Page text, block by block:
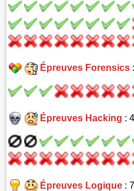
Épreuves Forensics
Épreuves Hacking :
Épreuves Logique: